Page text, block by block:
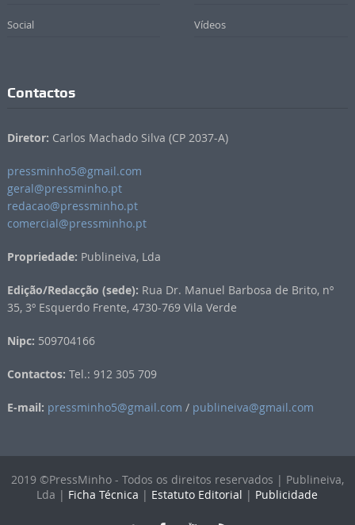
Social Vídeos
Contactos
Diretor: Carlos Machado Silva (CP 2037-A)
pressminho5@gmail.com
geral@pressminho.pt
redacao@pressminho.pt
comercial@pressminho.pt
Propriedade: Publineiva, Lda
Edição/Redacção (sede): Rua Dr. Manuel Barbosa de Brito, nº
35, 3º Esquerdo Frente, 4730-769 Vila Verde
Nipc: 509704166
Contactos: Tel.: 912 305 709
E-mail: pressminho5@gmail.com / publineiva@gmail.com
2019 ©PressMinho - Todos os direitos reservados | Publineiva,
Lda | Ficha Técnica | Estatuto Editorial | Publicidade